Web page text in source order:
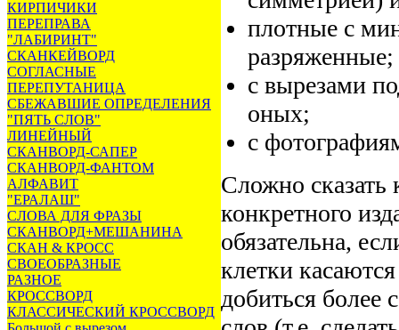
КИРПИЧИКИ
ПЕРЕПРАВА
"ЛАБИРИНТ"
СКАНКЕЙВОРД
СОГЛАСНЫЕ
ПЕРЕПУТАНИЦА
СБЕЖАВШИЕ ОПРЕДЕЛЕНИЯ
"ПЯТЬ СЛОВ"
ЛИНЕЙНЫЙ
СКАНВОРД-САПЕР
СКАНВОРД-ФАНТОМ
АЛФАВИТ
"ЕРАЛАШ"
СЛОВА ДЛЯ ФРАЗЫ
СКАНВОРД+МЕШАНИНА
СКАН & КРОСС
СВОЕОБРАЗНЫЕ
РАЗНОЕ
КРОССВОРД
КЛАССИЧЕСКИЙ КРОССВОРД
плотные с
разряженные;
с вырезами
оных;
с
Сложно сказать
конкретного
обязательна,
клетки
добиться более